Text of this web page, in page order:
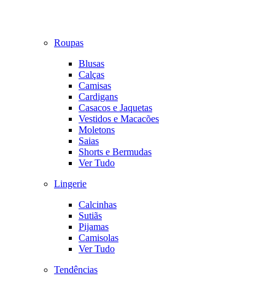
Roupas
Blusas
Calças
Camisas
Cardigans
Casacos e Jaquetas
Vestidos e Macacões
Moletons
Saias
Shorts e Bermudas
Ver Tudo
Lingerie
Calcinhas
Sutiãs
Pijamas
Camisolas
Ver Tudo
Tendências